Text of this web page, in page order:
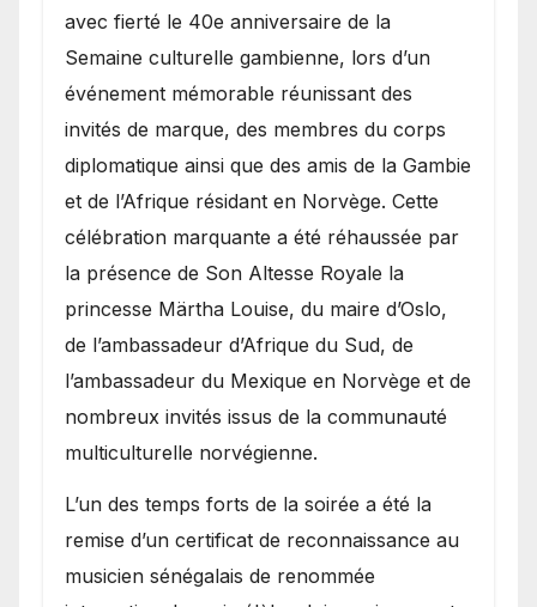
avec fierté le 40e anniversaire de la
Semaine culturelle gambienne, lors d’un
événement mémorable réunissant des
invités de marque, des membres du corps
diplomatique ainsi que des amis de la Gambie
et de l’Afrique résidant en Norvège. Cette
célébration marquante a été réhaussée par
la présence de Son Altesse Royale la
princesse Märtha Louise, du maire d’Oslo,
de l’ambassadeur d’Afrique du Sud, de
l’ambassadeur du Mexique en Norvège et de
nombreux invités issus de la communauté
multiculturelle norvégienne.
​L’un des temps forts de la soirée a été la
remise d’un certificat de reconnaissance au
musicien sénégalais de renommée